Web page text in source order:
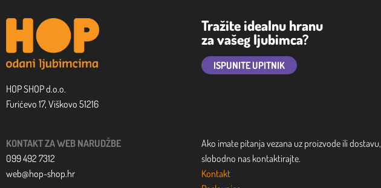
HOP SHOP d.o.o.
Furićevo 17, Viškovo 51216
Tražite idealnu hranu
za vašeg ljubimca?
ISPUNITE UPITNIK
KONTAKT ZA WEB NARUDŽBE
099 492 7312
web@hop-shop.hr
Ako imate pitanja vezana uz proizvode ili dostavu,
slobodno nas kontaktirajte.
Kontakt